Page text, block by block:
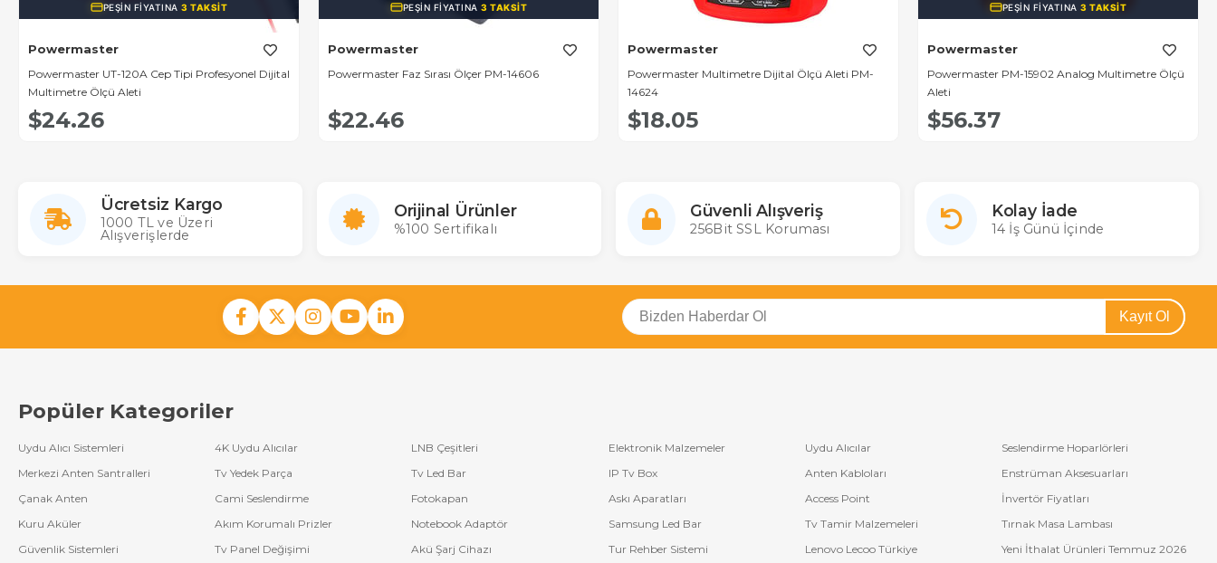
PEŞIN FIYATINA3 TAKSIT
Powermaster
Powermaster UT-120A Cep Tipi Profesyonel Dijital
Multimetre Ölçü Aleti
$24.26
PEŞIN FIYATINA3 TAKSIT
Powermaster
Powermaster Faz Sırası Ölçer PM-14606
$22.46
Powermaster
Powermaster Multimetre Dijital Ölçü Aleti PM-
14624
$18.05
PEŞIN FIYATINA3 TAKSIT
Powermaster
Powermaster PM-15902 Analog Multimetre Ölçü
Aleti
$56.37
Ücretsiz Kargo
1000 TL ve Üzeri
Alışverişlerde
Orijinal Ürünler
%100 Sertifikalı
Güvenli Alışveriş
256Bit SSL Koruması
Kolay İade
14 İş Günü İçinde
Kayıt Ol
Popüler Kategoriler
Uydu Alıcı Sistemleri 4K Uydu Alıcılar LNB Çeşitleri Elektronik Malzemeler Uydu Alıcılar
Seslendirme Hoparlörleri
Merkezi Anten Santralleri
Tv Yedek Parça Tv Led Bar IP Tv Box Anten Kabloları
Enstrüman Aksesuarları
Çanak Anten
Cami Seslendirme Fotokapan Askı Aparatları Access Point
İnvertör Fiyatları
Kuru Aküler
Akım Korumalı Prizler Notebook Adaptör Samsung Led Bar Tv Tamir Malzemeleri
Tırnak Masa Lambası
Güvenlik Sistemleri
Tv Panel Değişimi Akü Şarj Cihazı Tur Rehber Sistemi Lenovo Lecoo Türkiye Yeni İthalat Ürünleri Temmuz 2026